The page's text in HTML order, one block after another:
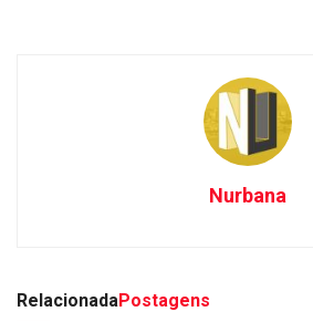
Nurbana
RelacionadaPostagens